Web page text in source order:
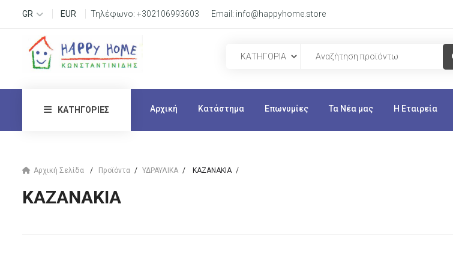
GR EUR Τηλέφωνο: +302106993603 Email: info@happyhome.store
ΚΑΤΗΓΟΡΊΕΣ Αρχική Κατάστημα Επωνυμίες Τα Νέα μας Η Εταιρεία
Αρχική Σελίδα Προϊόντα ΥΔΡΑΥΛΙΚΑ ΚΑΖΑΝΑΚΙΑ
ΚΑΖΑΝΑΚΙΑ